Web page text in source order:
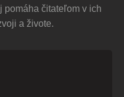
pomáha čitateľom v ich
a živote.